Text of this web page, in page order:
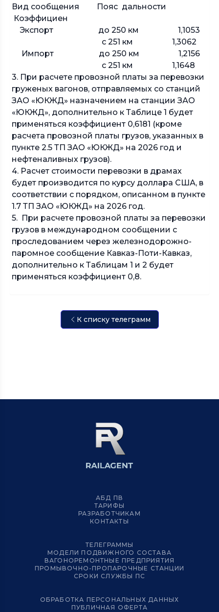
Вид сообщения Пояс дальности
Коэффициен
Экспорт до 250 км 1,1053
с 251 км 1,3062
Импорт до 250 км 1,2156
с 251 км 1,1648
3. При расчете провозной платы за перевозки
груженых вагонов, отправляемых со станций
ЗАО «ЮКЖД» назначением на станции ЗАО
«ЮКЖД», дополнительно к Таблице 1 будет
применяться коэффициент 0,6181 (кроме
расчета провозной платы грузов, указанных в
пункте 2.5 ТП ЗАО «ЮКЖД» на 2026 год и
нефтеналивных грузов).
4. Расчет стоимости перевозки в драмах
будет производится по курсу доллара США, в
соответствии с порядком, описанном в пункте
1.7 ТП ЗАО «ЮКЖД» на 2026 год.
5. При расчете провозной платы за перевозки
грузов в международном сообщении с
проследованием через железнодорожно-
паромное сообщение Кавказ-Поти-Кавказ,
дополнительно к Таблицам 1 и 2 будет
применяться коэффициент 0,8.
К списку телеграмм
АБД ПВ
ТАРИФЫ
РАЗРАБОТЧИКАМ
КОНТАКТЫ
ТЕЛЕГРАММЫ
МОДЕЛИ ПОДВИЖНОГО СОСТАВА
ВАГОНОРЕМОНТНЫЕ ПРЕДПРИЯТИЯ
ПРОМЫВОЧНО-ПРОПАРОЧНЫЕ СТАНЦИИ
СРОКИ СЛУЖБЫ ПС
ОБРАБОТКА ПЕРСОНАЛЬНЫХ ДАННЫХ
ПУБЛИЧНАЯ ОФЕРТА